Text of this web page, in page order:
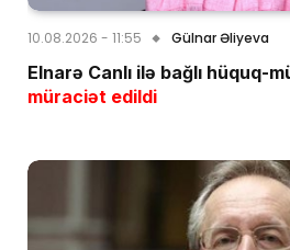
10.08.2026 - 11:55 Gülnar Əliyeva
Elnarə Canlı ilə bağlı hüquq-
müraciət edildi